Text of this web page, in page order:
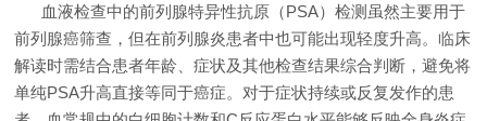
血液检查中的前列腺特异性抗原（PSA）检测虽然主要用于
前列腺癌筛查，但在前列腺炎患者中也可能出现轻度升高。临床
解读时需结合患者年龄、症状及其他检查结果综合判断，避免将
单纯PSA升高直接等同于癌症。对于症状持续或反复发作的患